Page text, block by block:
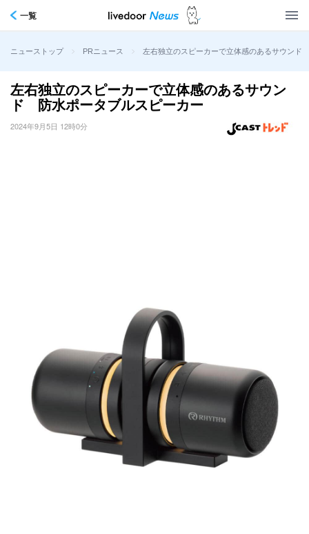
一覧
ニューストップ > PRニュース > 左右独立のスピーカーで立体感のあるサウン
左右独立のスピーカーで立体感のあるサウン
ド 防水ポータブルスピーカー
2024年9月5日 12時0分